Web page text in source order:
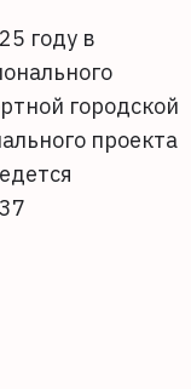
году в
городской
проекта